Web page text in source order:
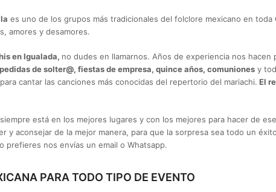
es uno de los grupos más tradicionales del folclore mexicano en toda
amores y desamores.
en Igualada, no dudes en llamarnos. Años de experiencia nos
de solter@, fiestas de empresa, quince años, comuniones y
cantar las canciones más conocidas del repertorio del mariachi. El
está en los mejores lugares y con los mejores para hacer de
y aconsejar de la mejor manera, para que la sorpresa sea todo un
prefieres nos envías un email o Whatsapp.
PARA TODO TIPO DE EVENTO